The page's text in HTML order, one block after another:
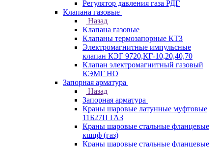
Регулятор давления газа РДГ
Клапана газовые
Назад
Клапана газовые
Клапаны термозапорные КТЗ
Электромагнитные импульсные
клапан КЭГ 9720,КГ-10,20,40,70
Клапан электромагнитный газовый
КЭМГ НО
Запорная арматура
Назад
Запорная арматура
Краны шаровые латунные муфтовые
11Б27П ГАЗ
Краны шаровые стальные фланцевые
кшцф (газ)
Краны шаровые стальные фланцевые